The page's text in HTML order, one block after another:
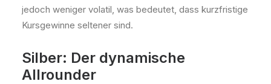
jedoch weniger volatil, was bedeutet, dass kurzfristige
Kursgewinne seltener sind.
Silber: Der dynamische
Allrounder